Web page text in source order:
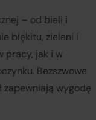
– od bieli i
błękitu, zieleni i
pracy, jak i w
Bezszwowe
zapewniają wygodę